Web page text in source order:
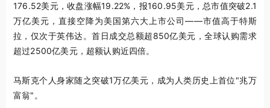
176.52美元，收盘涨幅19.22%，报160.95美元，总市值突破2.1
万亿美元，直接空降为美国第六大上市公司——市值高于特斯
拉，仅次于英伟达。首日成交总额超850亿美元，全球认购需求
超过2500亿美元，超额认购近四倍。
马斯克个人身家随之突破1万亿美元，成为人类历史上首位"兆万
富翁"。